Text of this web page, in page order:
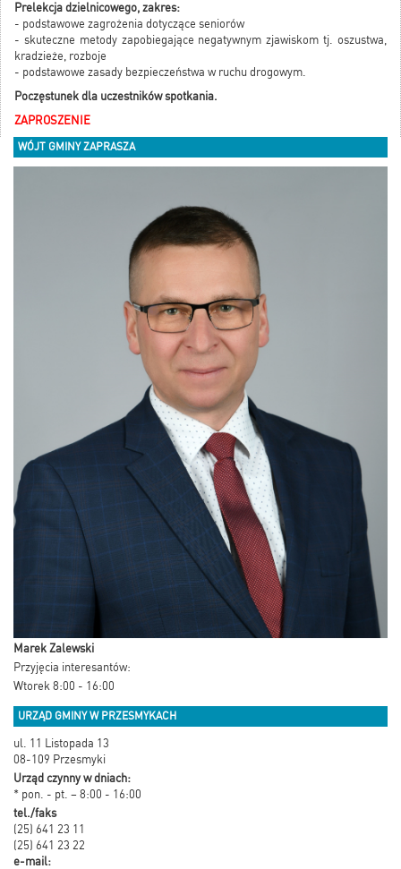
Prelekcja dzielnicowego, zakres:
- podstawowe zagrożenia dotyczące seniorów
- skuteczne metody zapobiegające negatywnym zjawiskom tj. oszustwa,
kradzieże, rozboje
- podstawowe zasady bezpieczeństwa w ruchu drogowym.
Poczęstunek dla uczestników spotkania.
ZAPROSZENIE
WÓJT GMINY ZAPRASZA
Marek Zalewski
Przyjęcia interesantów:
Wtorek 8:00 - 16:00
URZĄD GMINY W PRZESMYKACH
ul. 11 Listopada 13
08-109 Przesmyki
Urząd czynny w dniach:
* pon. - pt. – 8:00 - 16:00
tel./faks
(25) 641 23 11
(25) 641 23 22
e-mail: